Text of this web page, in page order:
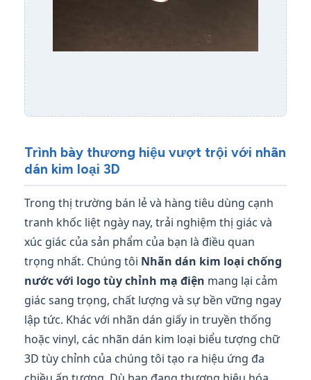
Trình bày thương hiệu vượt trội với nhãn
dán kim loại 3D
Trong thị trường bán lẻ và hàng tiêu dùng cạnh
tranh khốc liệt ngày nay, trải nghiệm thị giác và
xúc giác của sản phẩm của bạn là điều quan
trọng nhất. Chúng tôi Nhãn dán kim loại chống
nước với logo tùy chỉnh mạ điện mang lại cảm
giác sang trọng, chất lượng và sự bền vững ngay
lập tức. Khác với nhãn dán giấy in truyền thống
hoặc vinyl, các nhãn dán kim loại biểu tượng chữ
3D tùy chỉnh của chúng tôi tạo ra hiệu ứng đa